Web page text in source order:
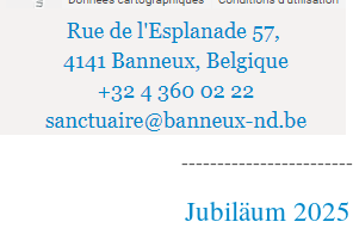
------------------------
Jubiläum 2025